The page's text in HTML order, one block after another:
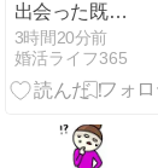
出会った既婚
者達①”
3時間20分前
婚活ライフ365